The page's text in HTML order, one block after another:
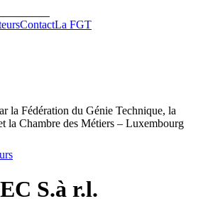
ContactLa FGT
la Fédération du Génie Technique, la
la Chambre des Métiers – Luxembourg
S.à r.l.